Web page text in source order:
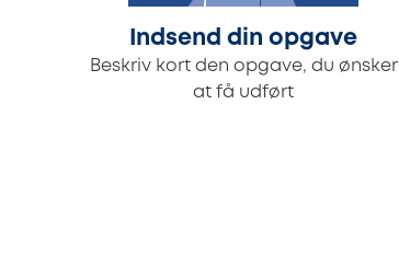
Indsend din opgave
Beskriv kort den opgave, du ønsker
at få udført